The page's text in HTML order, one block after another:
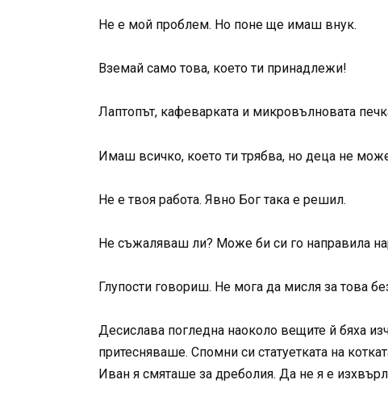
Не е мой проблем. Но поне ще имаш внук.
Вземай само това, което ти принадлежи!
Лаптопът, кафеварката и микровълновата
Имаш всичко, което ти трябва, но деца не
Не е твоя работа. Явно Бог така е решил.
Не съжаляваш ли? Може би си го направила
Глупости говориш. Не мога да мисля за това
Десислава погледна наоколо вещите й бяха
притесняваше. Спомни си статуетката на
Иван я смяташе за дреболия. Да не я е